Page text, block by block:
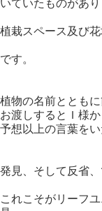
いていたものがあり
植栽スペース及び
です。
植物の名前ととも
お渡しするとＩ様
予想以上の言葉をい
発見、そして反省、
これこそがリーフ